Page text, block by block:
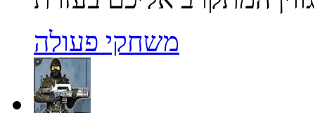
משחקי פעולה